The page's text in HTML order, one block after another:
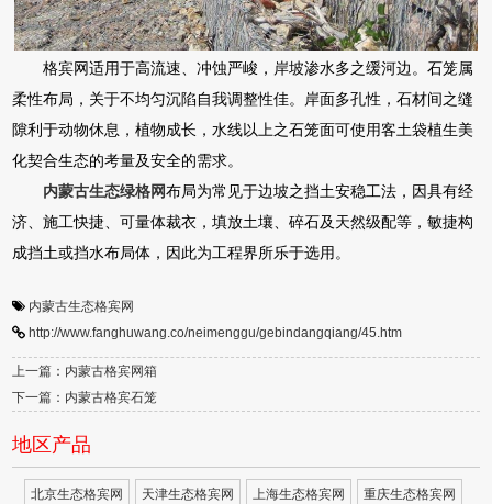
格宾网适用于高流速、冲蚀严峻，岸坡渗水多之缓河边。石笼属
柔性布局，关于不均匀沉陷自我调整性佳。岸面多孔性，石材间之缝
隙利于动物休息，植物成长，水线以上之石笼面可使用客土袋植生美
化契合生态的考量及安全的需求。
内蒙古生态绿格网布局为常见于边坡之挡土安稳工法，因具有经
济、施工快捷、可量体裁衣，填放土壤、碎石及天然级配等，敏捷构
成挡土或挡水布局体，因此为工程界所乐于选用。
内蒙古生态格宾网
http://www.fanghuwang.co/neimenggu/gebindangqiang/45.htm
上一篇：内蒙古格宾网箱
下一篇：内蒙古格宾石笼
地区产品
北京生态格宾网 天津生态格宾网 上海生态格宾网 重庆生态格宾网